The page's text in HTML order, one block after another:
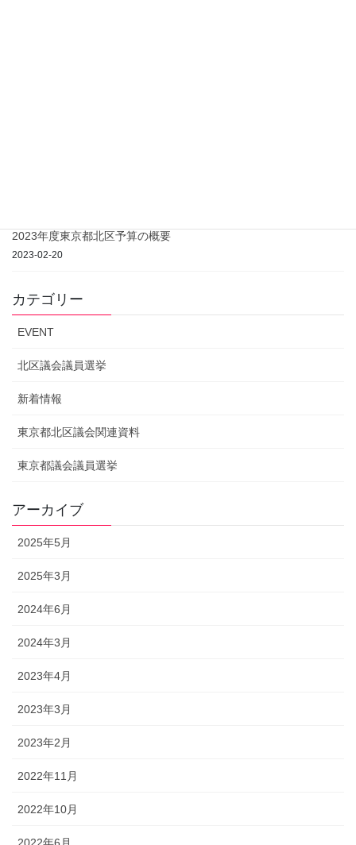
2023年度東京都北区予算の概要
2023-02-20
カテゴリー
EVENT
北区議会議員選挙
新着情報
東京都北区議会関連資料
東京都議会議員選挙
アーカイブ
2025年5月
2025年3月
2024年6月
2024年3月
2023年4月
2023年3月
2023年2月
2022年11月
2022年10月